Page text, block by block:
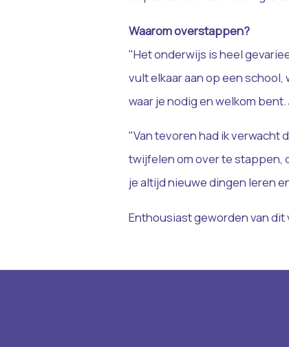
Waarom overstappen?
"Het onderwijs is heel
vult elkaar aan op een
waar je nodig en welkom
"Van tevoren had ik verwacht
twijfelen om over te stappen,
je altijd nieuwe dingen leren
Enthousiast geworden van